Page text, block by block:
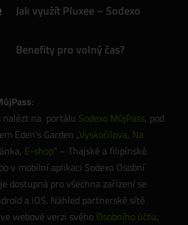
Jak využít Pluxee – Sodexo
Benefity pro volný čas?
:
nalézt na portálu Sodexo MůjPass, pod
Eden’s Garden „Vyskočilova, Na
E-shop“ – Thajské a filipínské
v mobilní aplikaci Sodexo Osobní
dostupná pro všechna zařízení se
a iOS. Náhled partnerské sítě
webové verzi svého Osobního účtu,